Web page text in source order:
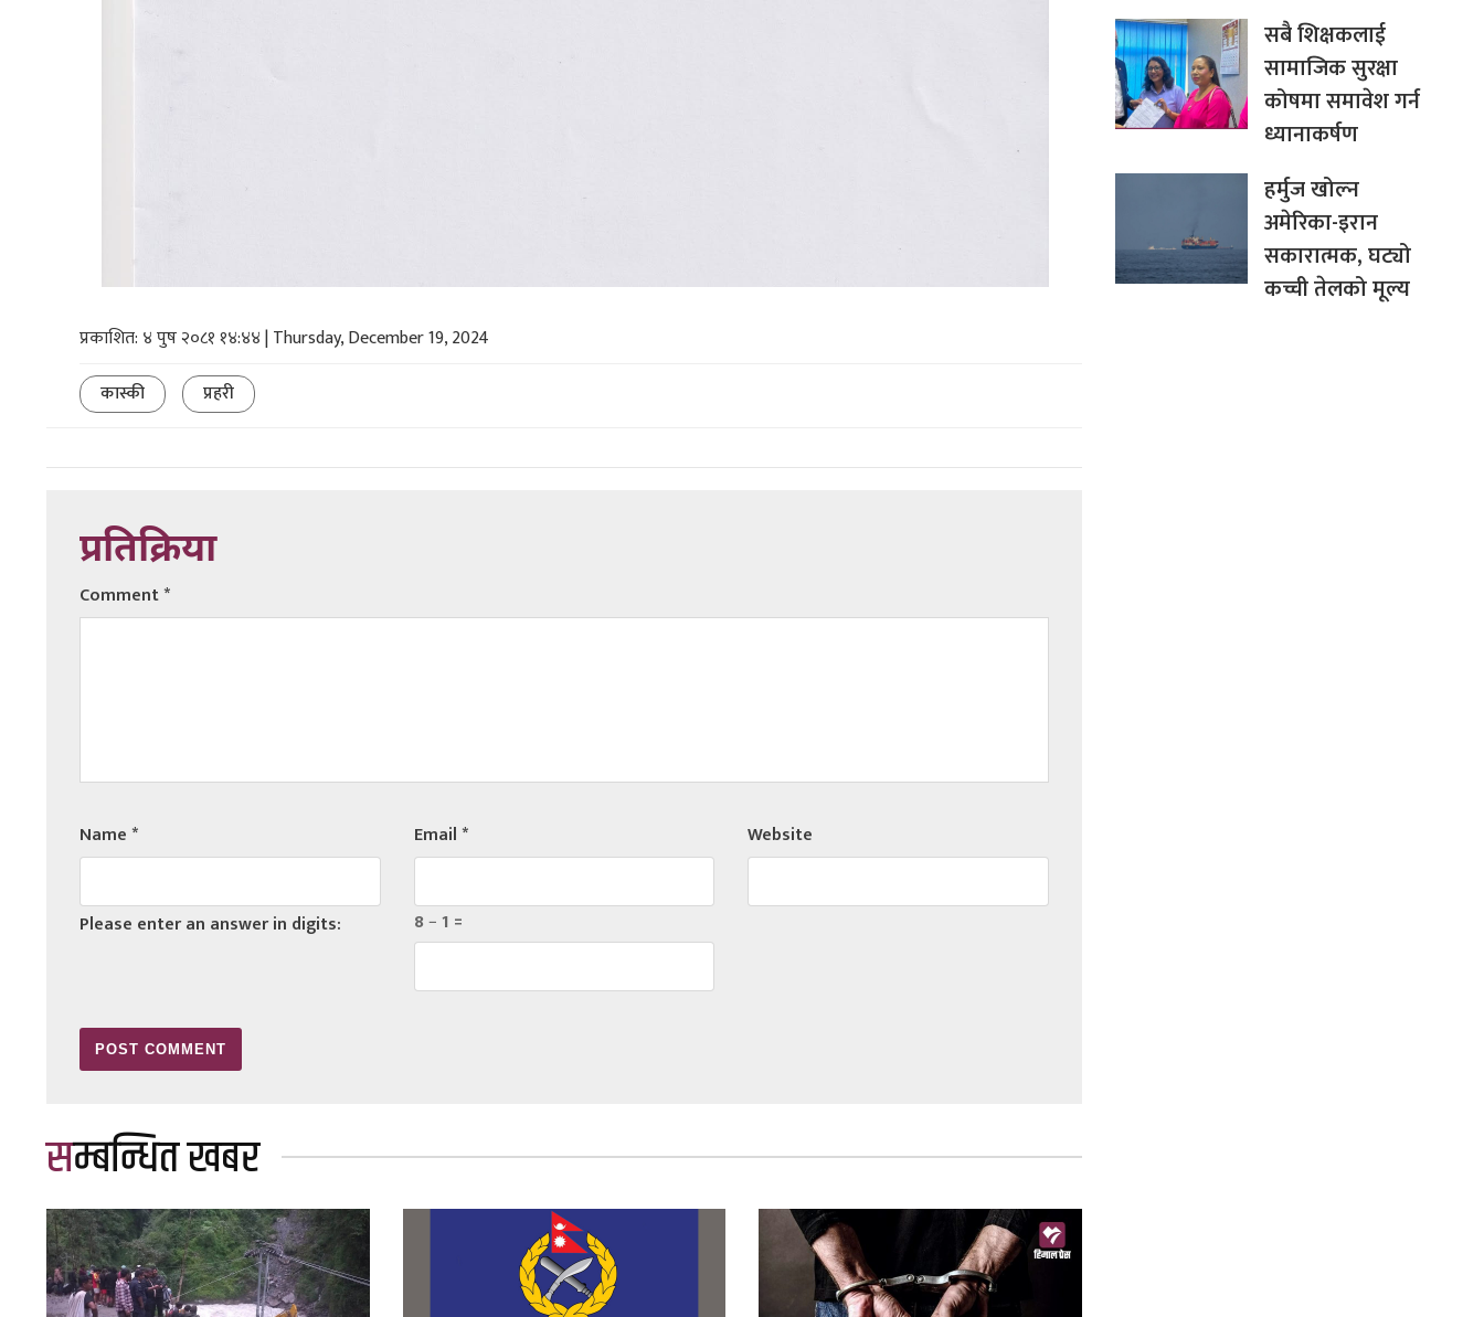
प्रकाशित: ४ पुष २०८१ १४:४४ | Thursday, December 19, 2024
कास्की
प्रहरी
प्रतिक्रिया
Comment*
Name* Email* Website
Please enter an answer in digits: 8 − 1 =
सम्बन्धित खबर
सबै शिक्षकलाई
सामाजिक सुरक्षा
कोषमा समावेश गर्न
ध्यानाकर्षण
हर्मुज खोल्न
अमेरिका-इरान
सकारात्मक, घट्यो
कच्ची तेलको मूल्य